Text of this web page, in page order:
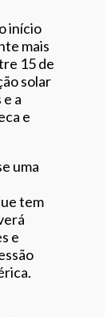
início
mais
15 de
solar
a
e
uma
tem
e